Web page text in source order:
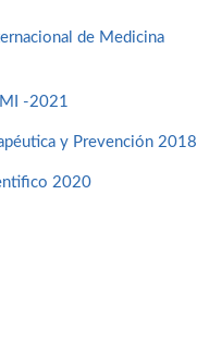
de Medicina
-2021
y Prevención 2018
2020